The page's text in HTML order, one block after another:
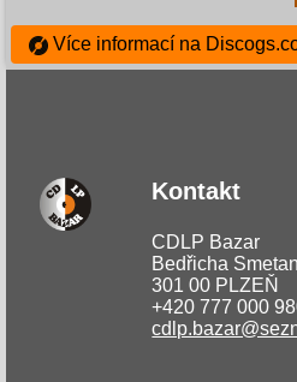
Více informací na
Kontakt
CDLP Bazar
Bedřicha
301 00 PLZEŇ
+420 777 000